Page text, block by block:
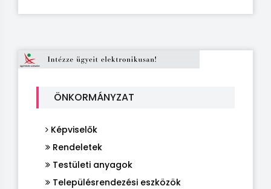
ÖNKORMÁNYZAT
Képviselők
Rendeletek
Testületi anyagok
Településrendezési eszközök